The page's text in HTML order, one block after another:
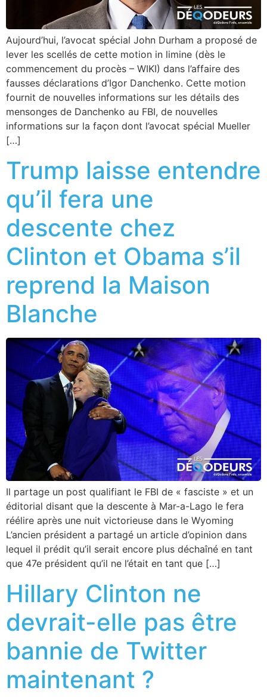
Aujourd’hui, l’avocat spécial John Durham a proposé de
lever les scellés de cette motion in limine (dès le
commencement du procès – WIKI) dans l’affaire des
fausses déclarations d’Igor Danchenko. Cette motion
fournit de nouvelles informations sur les détails des
mensonges de Danchenko au FBI, de nouvelles
informations sur la façon dont l’avocat spécial Mueller
[…]
Trump laisse entendre
qu’il fera une
descente chez
Clinton et Obama s’il
reprend la Maison
Blanche
Il partage un post qualifiant le FBI de « fasciste » et un
éditorial disant que la descente à Mar-a-Lago le fera
réélire après une nuit victorieuse dans le Wyoming
L’ancien président a partagé un article d’opinion dans
lequel il prédit qu’il serait encore plus déchaîné en tant
que 47e président qu’il ne l’était en tant que […]
Hillary Clinton ne
devrait-elle pas être
bannie de Twitter
maintenant ?